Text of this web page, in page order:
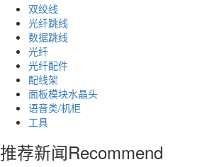
双绞线
光纤跳线
数据跳线
光纤
光纤配件
配线架
面板模块水晶头
语音类/机柜
工具
推荐新闻Recommend